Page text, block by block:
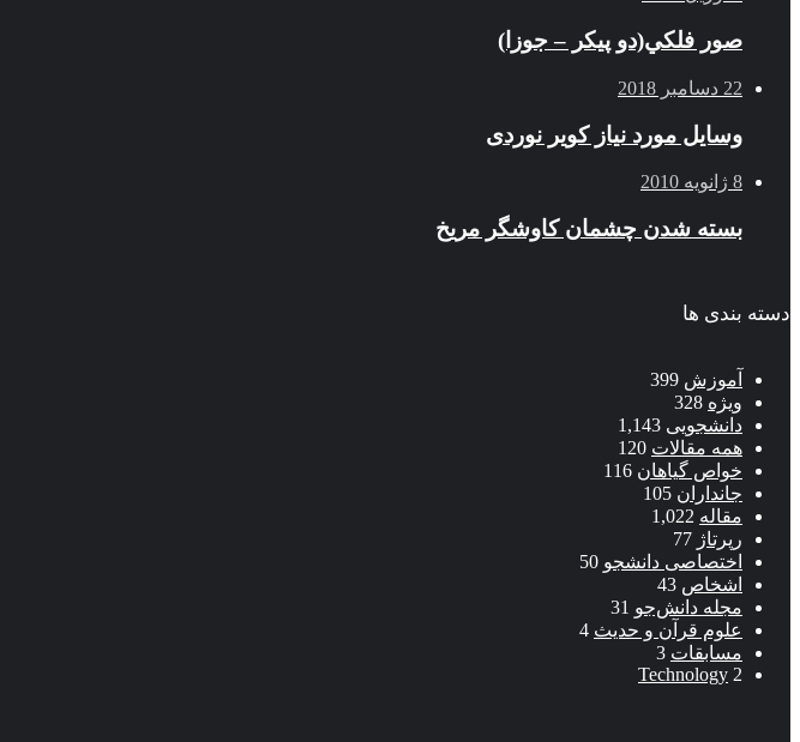
صور فلكي(دو پیکر – جوزا)
22 دسامبر 2018
وسایل مورد نیاز کویر نوردی
8 ژانویه 2010
بسته شدن چشمان کاوشگر مريخ
دسته بندی ها
آموزش 399
ویژه 328
دانشجویی 1,143
همه مقالات 120
خواص گیاهان 116
جانداران 105
مقاله 1,022
رپرتاژ 77
اختصاصی دانشجو 50
اشخاص 43
مجله دانش‌جو 31
علوم قرآن و حدیث 4
مسابقات 3
Technology 2